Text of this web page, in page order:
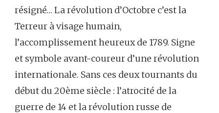
résigné… La révolution d’Octobre c’est la
Terreur à visage humain,
l’accomplissement heureux de 1789. Signe
et symbole avant-coureur d’une révolution
internationale. Sans ces deux tournants du
début du 20ème siècle : l’atrocité de la
guerre de 14 et la révolution russe de